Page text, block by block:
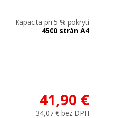
Kapacita pri 5 % pokrytí
4500 strán A4
41,90 €
34,07 € bez DPH